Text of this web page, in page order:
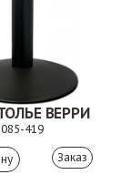
ВЕРРИ
085-419
Заказ